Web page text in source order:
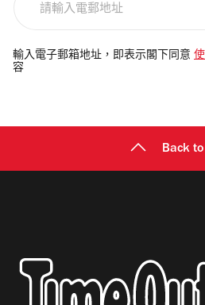
電
郵
輸入電子郵箱地址，即表示閣下同意
容
Back to